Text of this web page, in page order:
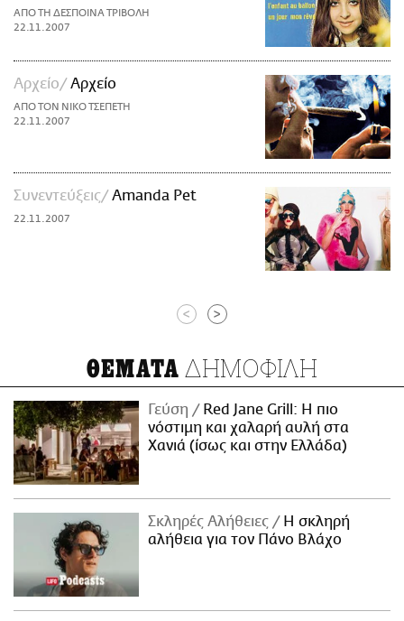
ΑΠΟ ΤΗ ΔΕΣΠΟΙΝΑ ΤΡΙΒΟΛΗ
22.11.2007
Αρχείο Αρχείο
ΑΠΟ ΤΟΝ ΝΙΚΟ ΤΣΕΠΕΤΗ
22.11.2007
Συνεντεύξεις Amanda Pet
22.11.2007
< >
ΘΕΜΑΤΑ ΔΗΜΟΦΙΛΗ
Γεύση
Red Jane Grill: Η πιο
νόστιμη και χαλαρή αυλή στα
Χανιά (ίσως και στην Ελλάδα)
Σκληρές Αλήθειες
H σκληρή
αλήθεια για τον Πάνο Βλάχο